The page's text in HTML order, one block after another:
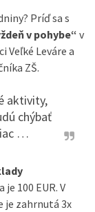
Príď sa s
v pohybe“ v
Veľké Leváre a
ZŠ.
aktivity,
chýbať
…
je 100 EUR. V
je zahrnutá 3x